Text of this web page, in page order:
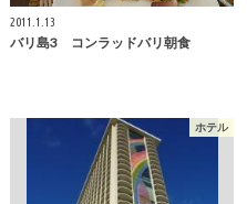
2011.1.13
バリ島3 コンラッドバリ朝食
ホテル